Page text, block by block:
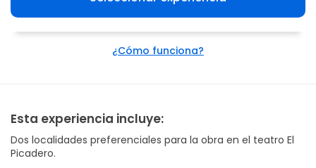
¿Cómo funciona?
Esta experiencia incluye:
Dos localidades preferenciales para la obra en el teatro El
Picadero.